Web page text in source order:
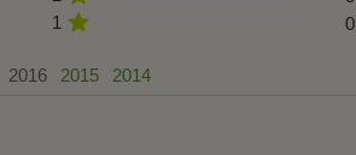
1
0
2016 2015 2014